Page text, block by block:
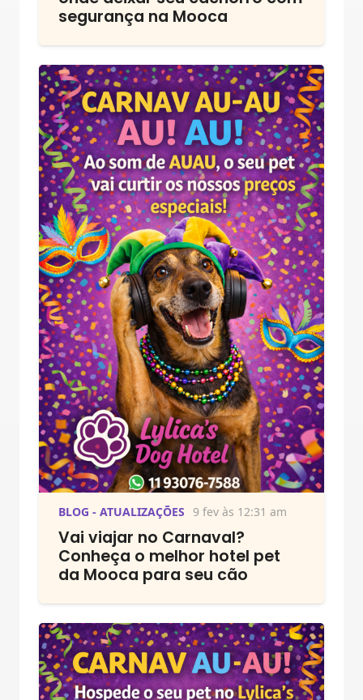
segurança na Mooca
BLOG - ATUALIZAÇÕES 9 fev às 12:31 am
Vai viajar no Carnaval?
Conheça o melhor hotel pet
da Mooca para seu cão